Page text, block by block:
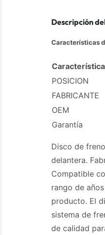
Descripción
Características
POSICION
FABRICANTE
OEM
Garantía
Disco de
delantera.
Compatible
rango de
producto. El
sistema de
de calidad